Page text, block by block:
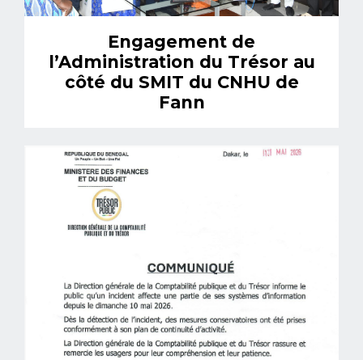
Engagement de
l’Administration du Trésor au
côté du SMIT du CNHU de
Fann